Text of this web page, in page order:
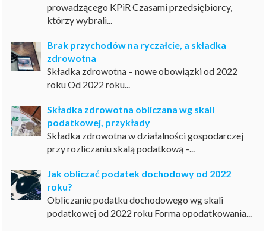
prowadzącego KPiR Czasami przedsiębiorcy,
którzy wybrali...
Brak przychodów na ryczałcie, a składka
zdrowotna
Składka zdrowotna – nowe obowiązki od 2022
roku Od 2022 roku...
Składka zdrowotna obliczana wg skali
podatkowej, przykłady
Składka zdrowotna w działalności gospodarczej
przy rozliczaniu skalą podatkową –...
Jak obliczać podatek dochodowy od 2022
roku?
Obliczanie podatku dochodowego wg skali
podatkowej od 2022 roku Forma opodatkowania...